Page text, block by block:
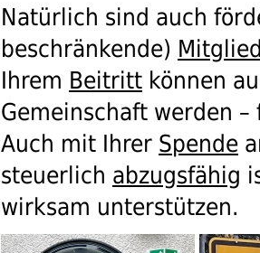
Natürlich sind auch
beschränkende)
Ihrem Beitritt können
Gemeinschaft werden
Auch mit Ihrer Spende
steuerlich abzugsfähig
wirksam unterstützen.